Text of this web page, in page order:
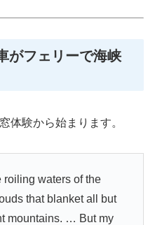
がフェリーで海峡
体験から始まります。
roiling waters of the
that blanket all but
mountains. … But my